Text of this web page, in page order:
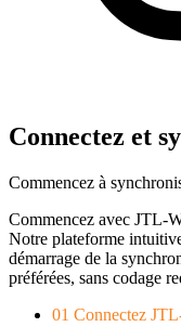
Connectez et
Commencez à
Commencez avec JTL-
Notre plateforme
démarrage de la
préférées, sans codage
01 Connectez